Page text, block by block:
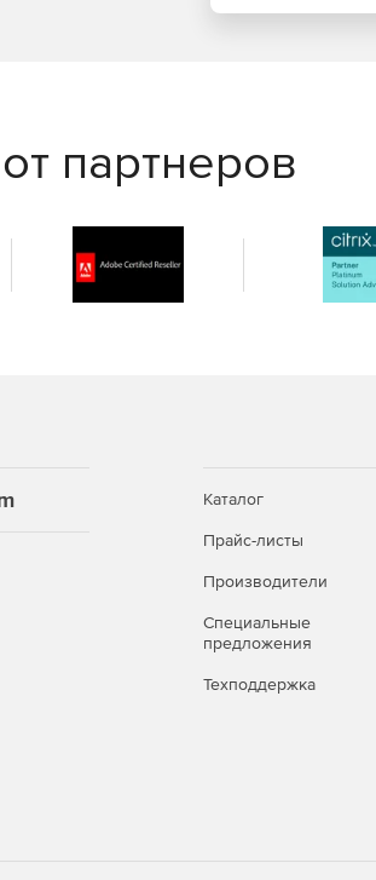
партнеров
Каталог
Прайс-листы
Производители
Специальные
предложения
Техподдержка